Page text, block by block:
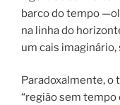
barco do tempo
na linha do
um cais
Paradoxalmente, o
“região sem tempo